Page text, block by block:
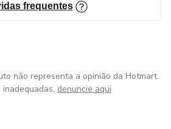
frequentes
não representa a opinião da Hotmart.
denuncie aqui